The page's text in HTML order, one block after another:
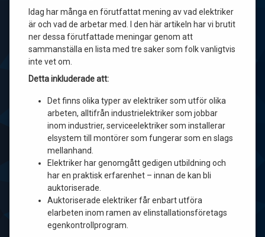
Idag har många en förutfattat mening av vad elektriker
är och vad de arbetar med. I den här artikeln har vi brutit
ner dessa förutfattade meningar genom att
sammanställa en lista med tre saker som folk vanligtvis
inte vet om.
Detta inkluderade att:
Det finns olika typer av elektriker som utför olika
arbeten, alltifrån industrielektriker som jobbar
inom industrier, serviceelektriker som installerar
elsystem till montörer som fungerar som en slags
mellanhand.
Elektriker har genomgått gedigen utbildning och
har en praktisk erfarenhet – innan de kan bli
auktoriserade.
Auktoriserade elektriker får enbart utföra
elarbeten inom ramen av elinstallationsföretags
egenkontrollprogram.